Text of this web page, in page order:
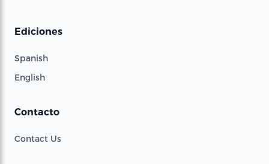
Ediciones
Spanish
English
Contacto
Contact Us